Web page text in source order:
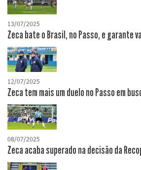
13/07/2025
Zeca bate o Brasil, no Passo, e garante
12/07/2025
Zeca tem mais um duelo no Passo em
08/07/2025
Zeca acaba superado na decisão da